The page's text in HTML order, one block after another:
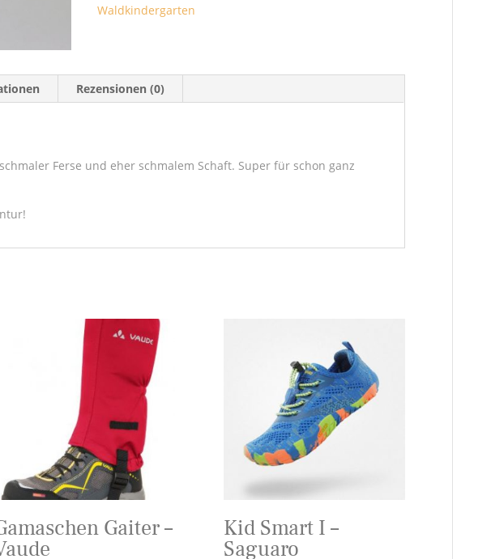
Waldkindergarten
Rezensionen (0)
Ferse und eher schmalem Schaft. Super für schon ganz
Gaiter – Kid Smart I –
Saguaro